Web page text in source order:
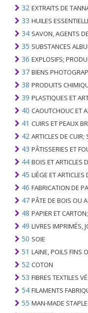
32 EXTRAITS DE TANNAGE OU DE TEINTURE; TANINS ET LEURS
33 HUILES ESSENTIELLES ET
34 SAVON, AGENTS DE SURFACE ORGANIQUES; LAVAGE, LUBRIFICATION, POLISSAGE OU
35 SUBSTANCES
36 EXPLOSIFS; PRODUITS
37 BIENS
38 PRODUITS
39 PLASTIQUES ET
40 CAOUTCHOUC ET
41 CUIRS ET PEAUX
42 ARTICLES DE CUIR; SELLERIE ET ​​HARNAIS; ARTICLES
43 PÂTISSERIES ET
44 BOIS ET ARTICLES
45 LIÈGE ET ARTICLES
46 FABRICATION DE PAILLES,
47 PÂTE DE BOIS OU AUTRE MATIÈRE
48 PAPIER ET CARTON;
49 LIVRES IMPRIMÉS, JOURNAUX, PHOTOS ET
50 SOIE
51 LAINE, POILS FINS
52 COTON
53 FIBRES TEXTILES
54 FILAMENTS FABRIQUES PAR
55 MAN-MADE STAPLE